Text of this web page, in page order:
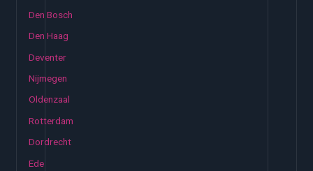
Den Bosch
Den Haag
Deventer
Nijmegen
Oldenzaal
Rotterdam
Dordrecht
Ede